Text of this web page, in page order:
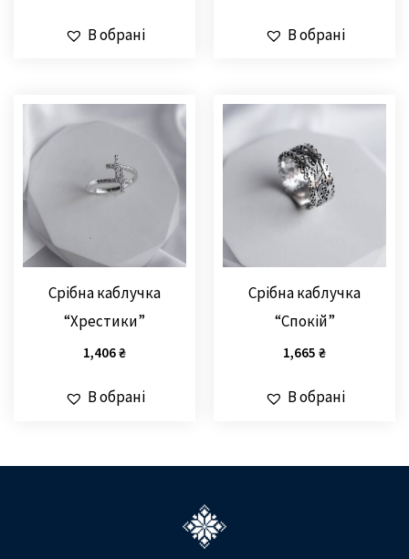
В обрані В обрані
Срібна каблучка
“Хрестики”
1,406₴
В обрані
Срібна каблучка
“Спокій”
1,665 ₴
В обрані